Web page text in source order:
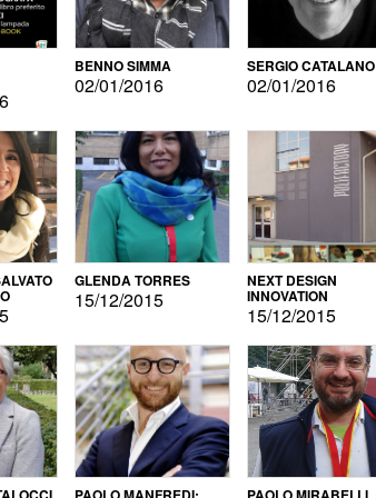
BENNO SIMMA
02/01/2016
SERGIO CATALANO
02/01/2016
GLENDA TORRES
15/12/2015
NEXT DESIGN
INNOVATION
15/12/2015